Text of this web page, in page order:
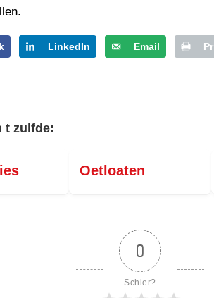
LinkedIn Email
t zulfde:
Oetloaten
0
Schier?